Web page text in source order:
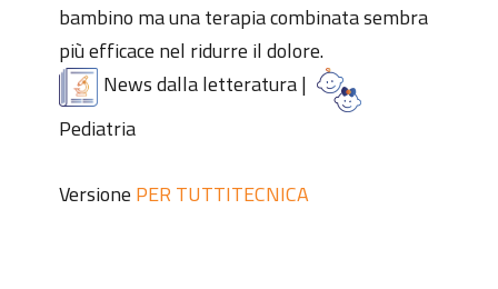
bambino ma una terapia combinata sembra
più efficace nel ridurre il dolore.
News dalla letteratura|
Pediatria
Versione PER TUTTITECNICA